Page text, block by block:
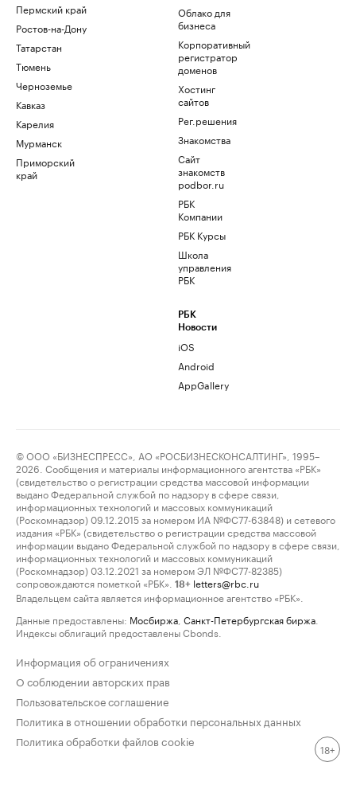
Пермский край
Ростов-на-Дону
Татарстан
Тюмень
Черноземье
Кавказ
Карелия
Мурманск
Приморский
край
Облако для
бизнеса
Корпоративный
регистратор
доменов
Хостинг
сайтов
Рег.решения
Знакомства
Сайт
знакомств
podbor.ru
РБК
Компании
РБК Курсы
Школа
управления
РБК
РБК
Новости
iOS
Android
AppGallery
© ООО «БИЗНЕСПРЕСС», АО «РОСБИЗНЕСКОНСАЛТИНГ», 1995–
2026. Сообщения и материалы информационного агентства «РБК»
(свидетельство о регистрации средства массовой информации
выдано Федеральной службой по надзору в сфере связи,
информационных технологий и массовых коммуникаций
(Роскомнадзор) 09.12.2015 за номером ИА №ФС77-63848) и сетевого
издания «РБК» (свидетельство о регистрации средства массовой
информации выдано Федеральной службой по надзору в сфере связи,
информационных технологий и массовых коммуникаций
(Роскомнадзор) 03.12.2021 за номером ЭЛ №ФС77-82385)
сопровождаются пометкой «РБК».
18+ letters@rbc.ru
Владельцем сайта является информационное агентство «РБК».
Данные предоставлены: Мосбиржа Санкт-Петербургская биржа
Индексы облигаций предоставлены Cbonds.
Информация об ограничениях
О соблюдении авторских прав
Пользовательское соглашение
Политика в отношении обработки персональных данных
Политика обработки файлов cookie
18+